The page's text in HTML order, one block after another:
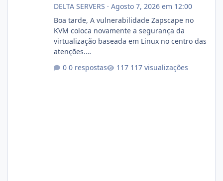
DELTA SERVERS · Agosto 7, 2026 em 12:00
Boa tarde, A vulnerabilidade Zapscape no
KVM coloca novamente a segurança da
virtualização baseada em Linux no centro das
atenções.
xjx23zz5f Criamos uma breve explicação:
0 respostas 117 visualizações